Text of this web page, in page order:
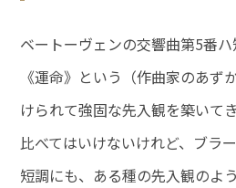
ベートーヴェンの交響曲第5番
《運命》という（作曲家のあず
けられて強固な先入観を築いて
比べてはいけないけれど、ブラ
短調にも、ある種の先入観のよ